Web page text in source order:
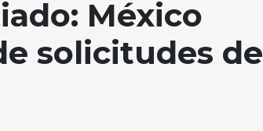
México
solicitudes de